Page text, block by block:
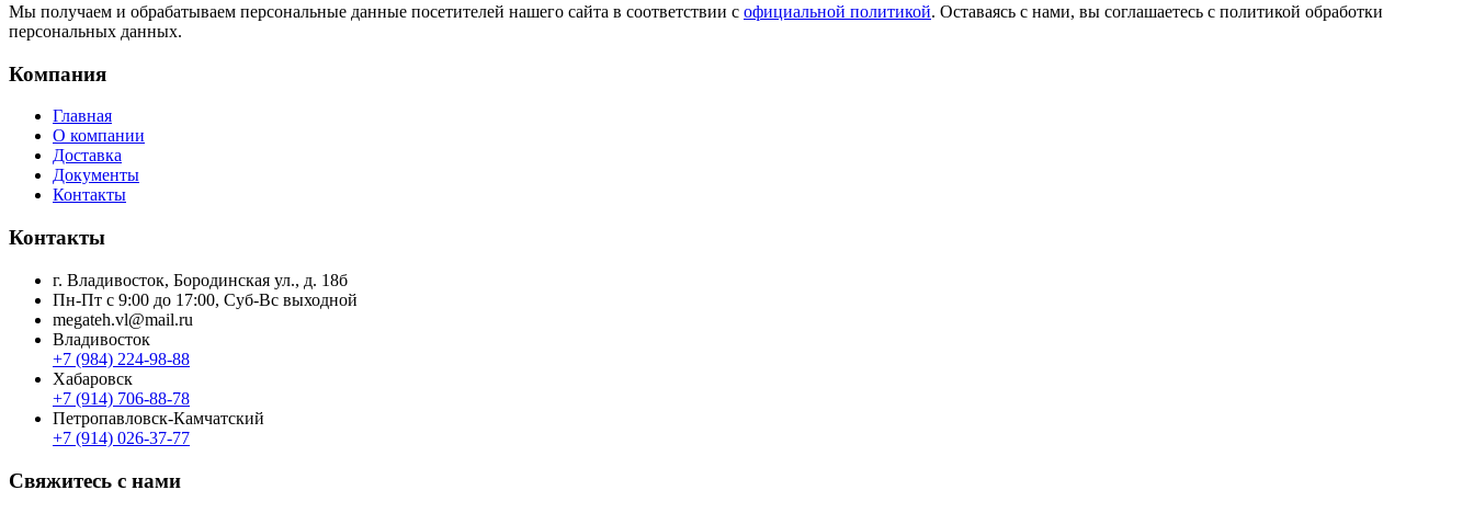
Мы получаем и обрабатываем персональные данные посетителей нашего сайта в соответствии с официальной политикой. Оставаясь с нами, вы соглашаетесь с политикой обработки
персональных данных.
Компания
Главная
О компании
Доставка
Документы
Контакты
Контакты
г. Владивосток, Бородинская ул., д. 18б
Пн-Пт с 9:00 до 17:00, Суб-Вс выходной
megateh.vl@mail.ru
Владивосток
+7 (984) 224-98-88
Хабаровск
+7 (914) 706-88-78
Петропавловск-Камчатский
+7 (914) 026-37-77
Свяжитесь с нами